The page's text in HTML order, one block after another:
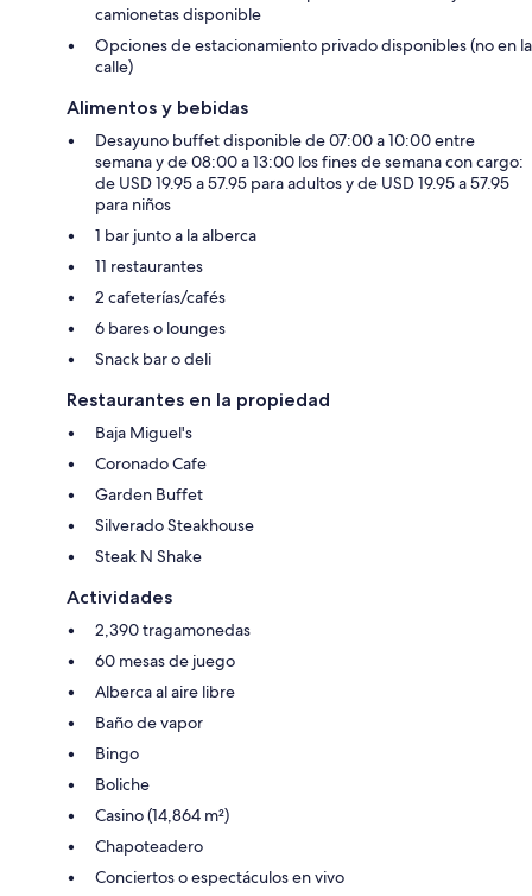
camionetas disponible
Opciones de estacionamiento privado disponibles (no en la
calle)
Alimentos y bebidas
Desayuno buffet disponible de 07:00 a 10:00 entre
semana y de 08:00 a 13:00 los fines de semana con cargo:
de USD 19.95 a 57.95 para adultos y de USD 19.95 a 57.95
para niños
1 bar junto a la alberca
11 restaurantes
2 cafeterías/cafés
6 bares o lounges
Snack bar o deli
Restaurantes en la propiedad
Baja Miguel's
Coronado Cafe
Garden Buffet
Silverado Steakhouse
Steak N Shake
Actividades
2,390 tragamonedas
60 mesas de juego
Alberca al aire libre
Baño de vapor
Bingo
Boliche
Casino (14,864 m²)
Chapoteadero
Conciertos o espectáculos en vivo